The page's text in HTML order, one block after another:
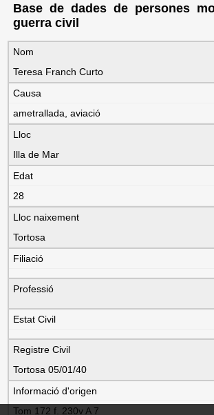
Base de dades de persones
guerra civil
Nom
Teresa Franch Curto
Causa
ametrallada, aviació
Lloc
Illa de Mar
Edat
28
Lloc naixement
Tortosa
Filiació
Professió
Estat Civil
Registre Civil
Tortosa 05/01/40
Informació d'origen
Tom 172 f. 230v A 7